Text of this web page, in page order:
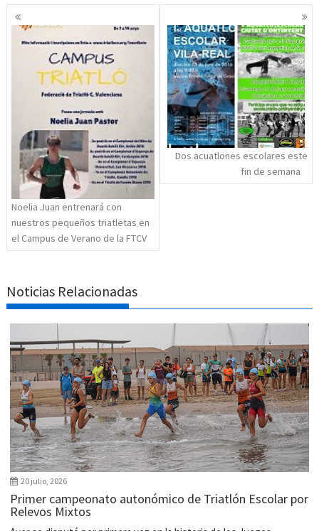
Navegación
de
entradas
Noelia Juan entrenará con
nuestros pequeños triatletas en
el Campus de Verano de la FTCV
Dos acuatlones escolares este
fin de semana
Noticias Relacionadas
20 julio, 2026
Primer campeonato autonómico de Triatlón Escolar por
Relevos Mixtos